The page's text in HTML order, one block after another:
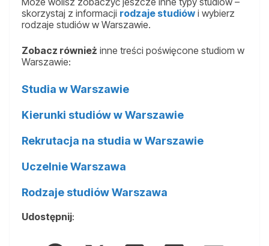
skorzystaj z informacji rodzaje studiów i wybierz
rodzaje studiów w Warszawie.
Zobacz również inne treści poświęcone studiom w
Warszawie:
Studia w Warszawie
Kierunki studiów w Warszawie
Rekrutacja na studia w Warszawie
Uczelnie Warszawa
Rodzaje studiów Warszawa
Udostępnij: